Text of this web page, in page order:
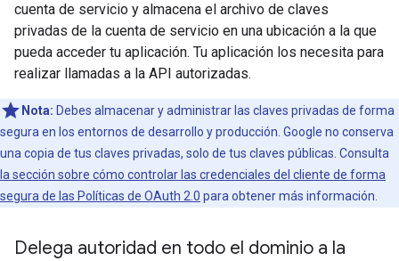
cuenta de servicio y almacena el archivo de claves
privadas de la cuenta de servicio en una ubicación a la que
pueda acceder tu aplicación. Tu aplicación los necesita para
realizar llamadas a la API autorizadas.
Nota: Debes almacenar y administrar las claves privadas de forma
segura en los entornos de desarrollo y producción. Google no conserva
una copia de tus claves privadas, solo de tus claves públicas. Consulta
la sección sobre cómo controlar las credenciales del cliente de forma
segura de las Políticas de OAuth 2.0 para obtener más información.
Delega autoridad en todo el dominio a la